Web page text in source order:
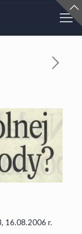
16.08.2006 r.